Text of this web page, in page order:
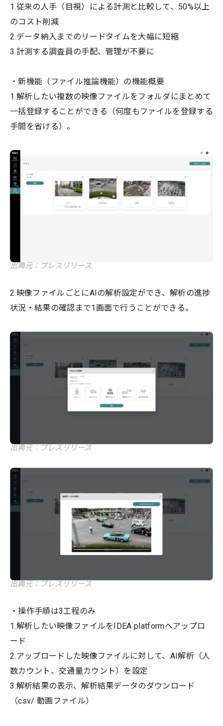
1.従来の人手（目視）による計測と比較して、50%以上
のコスト削減
2.データ納入までのリードタイムを大幅に短縮
3.計測する調査員の手配、管理が不要に
・新機能（ファイル推論機能）の機能概要
1.解析したい複数の映像ファイルをフォルダにまとめて
一括登録することができる（何度もファイルを登録する
手間を省ける）。
出典元：プレスリリース
2.映像ファイルごとにAIの解析設定ができ、解析の進捗
状況・結果の確認まで1画面で行うことができる。
出典元：プレスリリース
出典元：プレスリリース
・操作手順は3工程のみ
1.解析したい映像ファイルをIDEA platformへアップロ
ード
2.アップロードした映像ファイルに対して、AI解析（人
数カウント、交通量カウント）を設定
3.解析結果の表示、解析結果データのダウンロード
（csv/ 動画ファイル）